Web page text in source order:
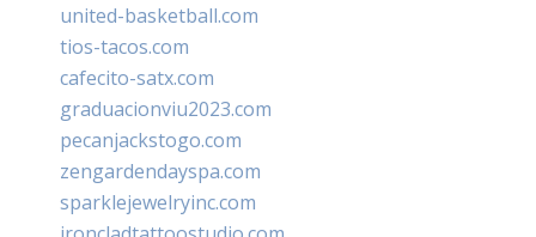
united-basketball.com
tios-tacos.com
cafecito-satx.com
graduacionviu2023.com
pecanjackstogo.com
zengardendayspa.com
sparklejewelryinc.com